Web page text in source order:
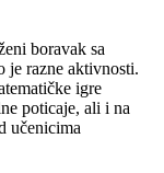
boravak sa
razne aktivnosti.
igre
poticaje, ali i na
učenicima